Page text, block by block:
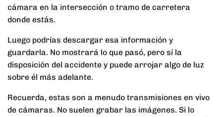
cámara en la intersección o tramo de carretera
donde estás.
Luego podrías descargar esa información y
guardarla. No mostrará lo que pasó, pero sí la
disposición del accidente y puede arrojar algo de luz
sobre él más adelante.
Recuerda, estas son a menudo transmisiones en vivo
de cámaras. No suelen grabar las imágenes. Si lo